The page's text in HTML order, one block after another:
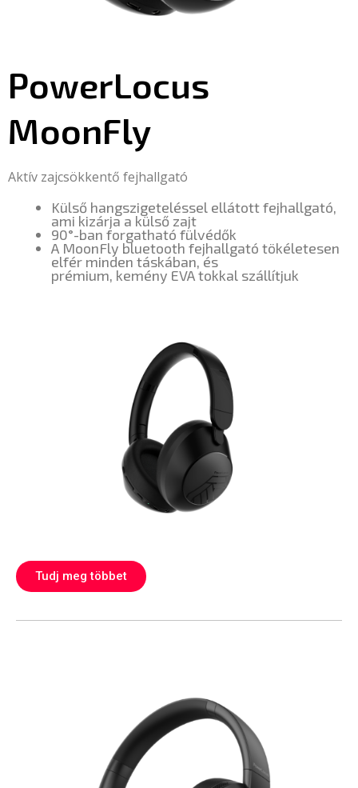
PowerLocus
MoonFly
Aktív zajcsökkentő fejhallgató
Külső hangszigeteléssel ellátott fejhallgató,
ami kizárja a külső zajt
90°-ban forgatható fülvédők
A MoonFly bluetooth fejhallgató tökéletesen
elfér minden táskában, és
prémium, kemény EVA tokkal szállítjuk
Tudj meg többet